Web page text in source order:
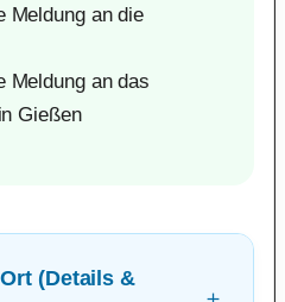
Meldung an die
Meldung an das
Gießen
(Details &